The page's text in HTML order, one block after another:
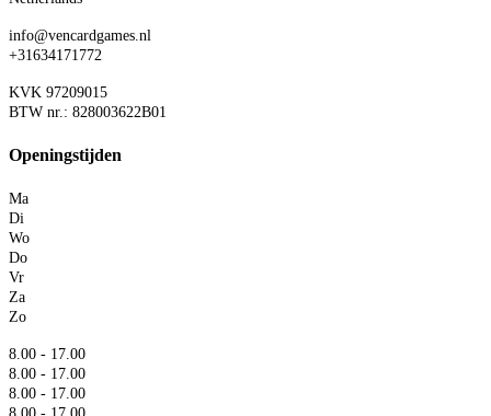
info@vencardgames.nl
+31634171772
KVK 97209015
BTW nr.: 828003622B01
Openingstijden
Ma
Di
Wo
Do
Vr
Za
Zo
8.00 - 17.00
8.00 - 17.00
8.00 - 17.00